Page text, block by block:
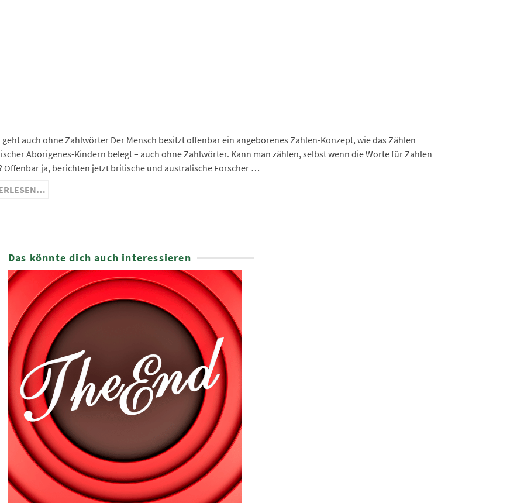
auch ohne Zahlwörter Der Mensch besitzt offenbar ein angeborenes Zahlen-Konzept, wie das Zählen
Aborigenes-Kindern belegt – auch ohne Zahlwörter. Kann man zählen, selbst wenn die Worte für Zahlen
Offenbar ja, berichten jetzt britische und australische Forscher …
Das könnte dich auch interessieren